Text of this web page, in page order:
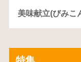
美味献立(びみこ